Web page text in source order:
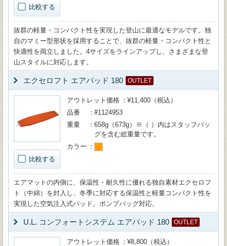
比較する
抜群の軽量・コンパクト性を実現した登山に最適なモデルです。独
自のマミー型形状を採用することで、抜群の軽量・コンパクト性と
快適性を両立しました。4サイズをラインアップし、さまざまな登
山スタイルに対応します。
エクセロフト エアパッド 180 OUTLET
比較する
アウトレット価格
¥11,400（税込）
品番
#1124953
重量
658g（673g）※（ ）内はスタッフバッ
グを含む総重量です。
カラー
エアマットの内側に、保温性・耐久性に優れる独自素材エクセロフ
ト（中綿）を封入し、冬季に対応する保温性と軽量コンパクト性を
実現した空気注入式パッド。ポンプバッグ対応。
U.L. コンフォートシステム エアパッド 180 OUTLET
アウトレット価格
¥8,800（税込）